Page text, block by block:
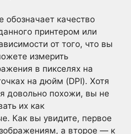
обозначает качество
принтером или
от того, что вы
измерить
в пикселях на
на дюйм (DPI). Хотя
довольно похожи, вы не
их как
Как вы увидите, первое
а второе — к